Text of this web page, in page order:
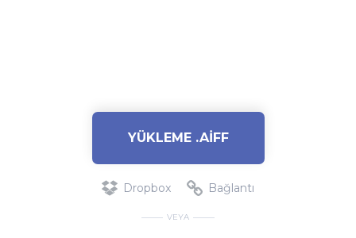
YÜKLEME .AIFF
Dropbox Bağlantı
VEYA